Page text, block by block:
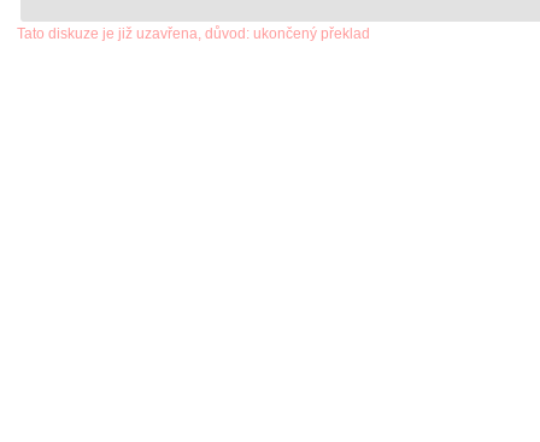
Tato diskuze je již uzavřena, důvod: ukončený překlad